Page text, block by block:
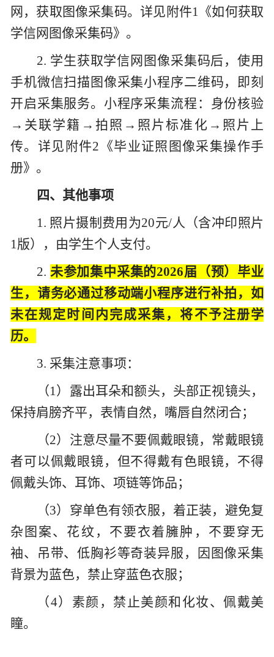
网，获取图像采集码。详见附件1《如何获取
学信网图像采集码》。
2. 学生获取学信网图像采集码后，使用
手机微信扫描图像采集小程序二维码，即刻
开启采集服务。小程序采集流程：身份核验
→关联学籍→拍照→照片标准化→照片上
传。详见附件2《毕业证照图像采集操作手
册》。
四、其他事项
1. 照片摄制费用为20元/人（含冲印照片
1版），由学生个人支付。
2. 未参加集中采集的2026届（预）毕业
生，请务必通过移动端小程序进行补拍，如
未在规定时间内完成采集，将不予注册学
历。
3. 采集注意事项：
（1）露出耳朵和额头，头部正视镜头，
保持肩膀齐平，表情自然，嘴唇自然闭合；
（2）注意尽量不要佩戴眼镜，常戴眼镜
者可以佩戴眼镜，但不得戴有色眼镜，不得
佩戴头饰、耳饰、项链等饰品；
（3）穿单色有领衣服，着正装，避免复
杂图案、花纹，不要衣着臃肿，不要穿无
袖、吊带、低胸衫等奇装异服，因图像采集
背景为蓝色，禁止穿蓝色衣服；
（4）素颜，禁止美颜和化妆、佩戴美
瞳。